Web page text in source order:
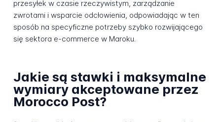
przesyłek w czasie rzeczywistym, zarządzanie
zwrotami i wsparcie odcłowienia, odpowiadając w ten
sposób na specyficzne potrzeby szybko rozwijającego
się sektora e-commerce w Maroku.
Jakie są stawki i maksymalne
wymiary akceptowane przez
Morocco Post?